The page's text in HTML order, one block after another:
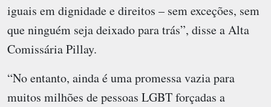
iguais em dignidade e direitos – sem exceções, sem
que ninguém seja deixado para trás”, disse a Alta
Comissária Pillay.
“No entanto, ainda é uma promessa vazia para
muitos milhões de pessoas LGBT forçadas a